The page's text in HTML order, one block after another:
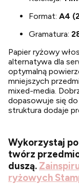
Format: A4
Gramatura:
Papier ryżowy
alternatywa dla
optymalną
mniejszych
mixed-media.
dopasowuje się
struktura dodaje
Wykorzystaj
twórz
duszą.
ryżowych